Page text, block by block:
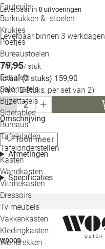
Fauteuils
Barkrukken & -stoelen
Krukjes
Poefjes
Bureaustoelen
Tafels
Eettafels
Salontafels
Bijzettafels
Sidetables
Bureaus
Tafelbladen
Tafelonderstellen
Kasten
Wandkasten
Vitrinekasten
Dressoirs
Tv meubels
Vakkenkasten
Kledingkasten
Wandrekken
Leverbaar in 8 uitvoeringen
Leverbaar binnen 3 werkdagen
79,95/ stuk
totaal (2 stuks) 159,90
(min. 2 stuks, per set van 2)
Omschrijving
Toon meer
Afmetingen
Specificaties
WOOOD